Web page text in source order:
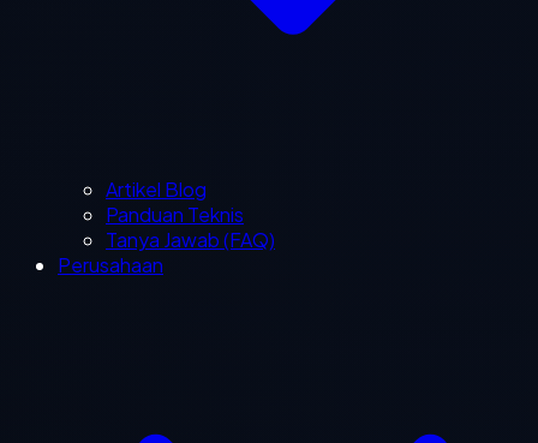
Artikel Blog
Panduan Teknis
Tanya Jawab (FAQ)
Perusahaan